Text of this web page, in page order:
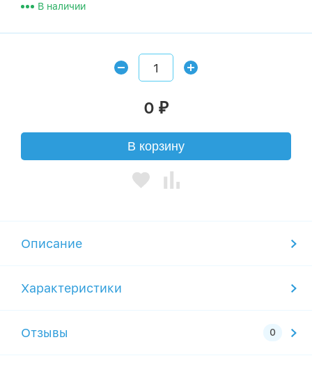
В наличии
0 ₽
В корзину
Описание
Характеристики
Отзывы